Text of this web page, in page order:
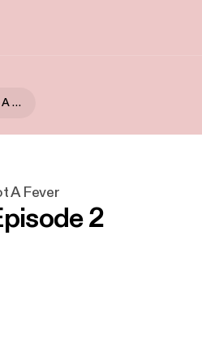
Miss Genafire presents Got A Fever
A Fever
2